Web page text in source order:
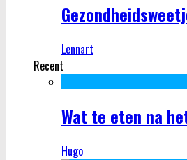
Lennart
Recent
Wat te eten na
Hugo